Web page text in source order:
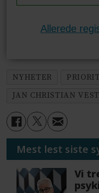
Allerede
NYHETER
JAN CHRISTIAN
Mest lest siste
Vi